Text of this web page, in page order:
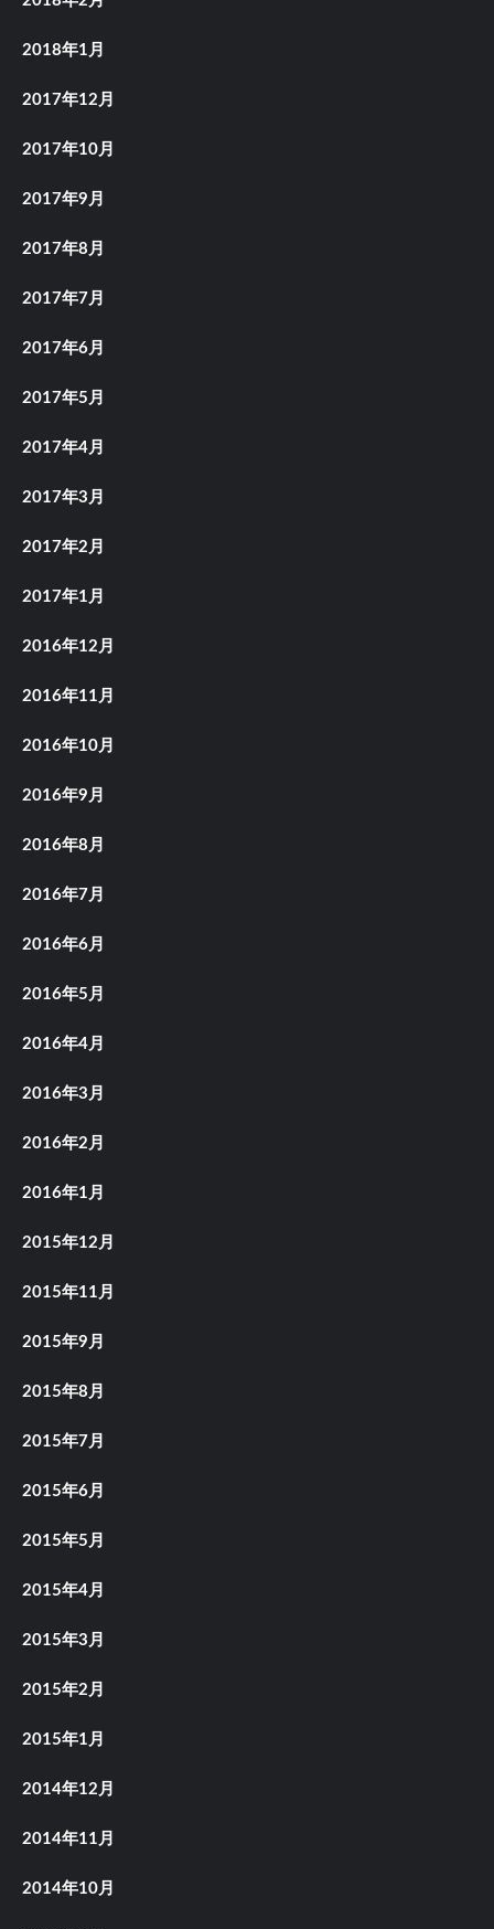
2018年1月
2017年12月
2017年10月
2017年9月
2017年8月
2017年7月
2017年6月
2017年5月
2017年4月
2017年3月
2017年2月
2017年1月
2016年12月
2016年11月
2016年10月
2016年9月
2016年8月
2016年7月
2016年6月
2016年5月
2016年4月
2016年3月
2016年2月
2016年1月
2015年12月
2015年11月
2015年9月
2015年8月
2015年7月
2015年6月
2015年5月
2015年4月
2015年3月
2015年2月
2015年1月
2014年12月
2014年11月
2014年10月